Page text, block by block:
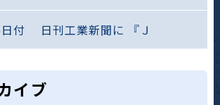
付 日刊工業新聞に 『Ｊ
イブ